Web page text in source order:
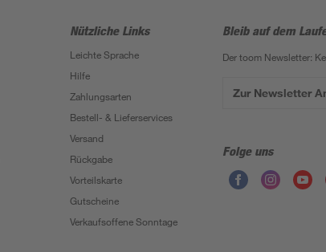
Nützliche Links
Leichte Sprache
Hilfe
Zahlungsarten
Bestell- & Lieferservices
Versand
Rückgabe
Vorteilskarte
Gutscheine
Verkaufsoffene Sonntage
Bleib auf dem
Der toom Newsletter:
Zur Newsletter
Folge uns